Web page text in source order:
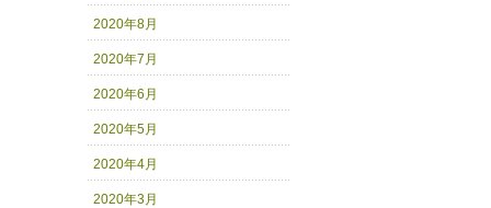
2020年8月
2020年7月
2020年6月
2020年5月
2020年4月
2020年3月